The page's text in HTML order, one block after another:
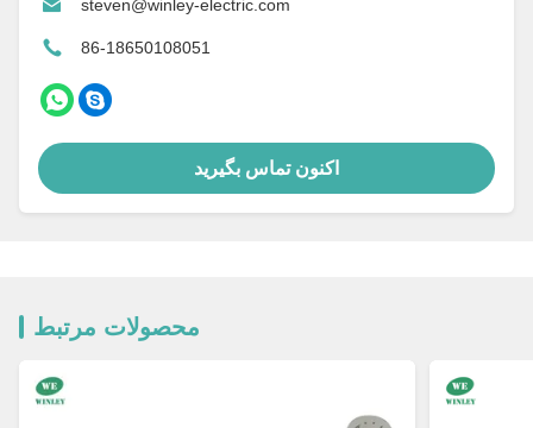
steven@winley-electric.com
86-18650108051
اکنون تماس بگیرید
محصولات مرتبط